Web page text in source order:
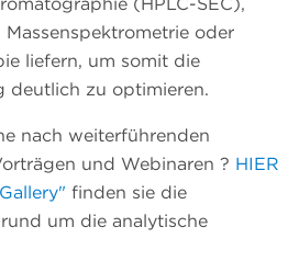
oder
liefern, um somit die
deutlich zu optimieren.
nach weiterführenden
und Webinaren ? HIER
finden sie die
um die analytische